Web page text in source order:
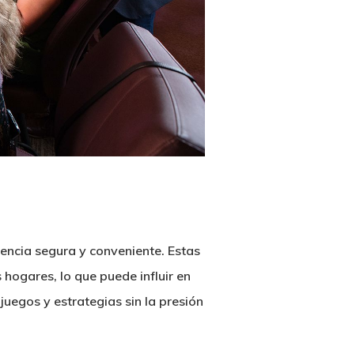
segura y conveniente. Estas
lo que puede influir en
y estrategias sin la presión